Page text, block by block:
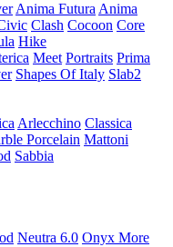
Anima Futura Anima
Clash Cocoon Core
Hike
Meet Portraits Prima
Shapes Of Italy Slab2
Arlecchino Classica
Porcelain Mattoni
Sabbia
Neutra 6.0 Onyx More